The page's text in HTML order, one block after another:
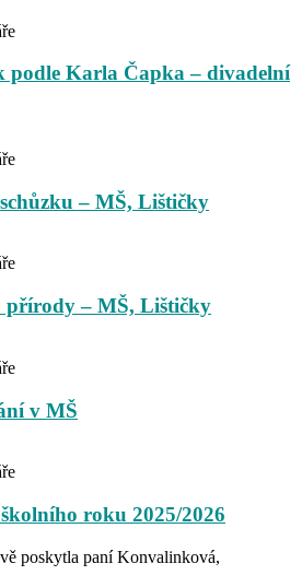
podle Karla Čapka – divadelní
– MŠ, Lištičky
přírody – MŠ, Lištičky
v MŠ
roku 2025/2026
poskytla paní Konvalinková,